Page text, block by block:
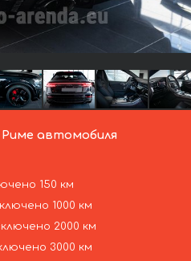
автомобиля
150 км
1000 км
2000 км
3000 км